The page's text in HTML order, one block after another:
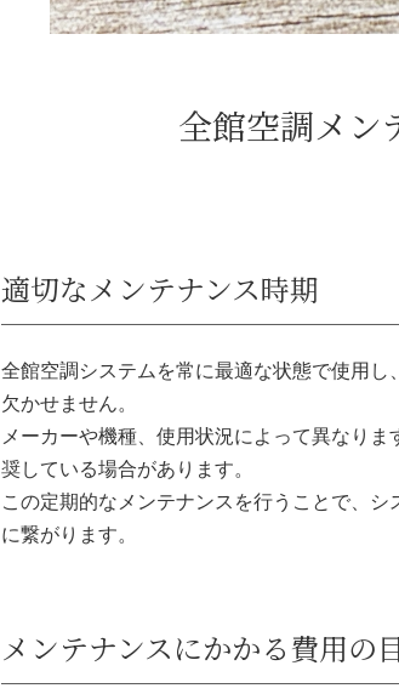
全館空調メン
適切なメンテナンス時期
全館空調システムを常に最適な状態で使用
欠かせません。
メーカーや機種、使用状況によって異なり
奨している場合があります。
この定期的なメンテナンスを行うことで、
に繋がります。
メンテナンスにかかる費用の